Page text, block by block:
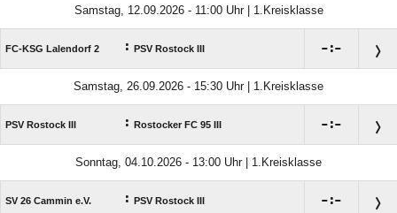
Samstag, 12.09.2026 - 11:00 Uhr | 1.Kreisklasse
FC-KSG Lalendorf 2 : PSV Rostock III :
Samstag, 26.09.2026 - 15:30 Uhr | 1.Kreisklasse
PSV Rostock III : Rostocker FC 95 III :
Sonntag, 04.10.2026 - 13:00 Uhr | 1.Kreisklasse
SV 26 Cammin e.V. : PSV Rostock III :